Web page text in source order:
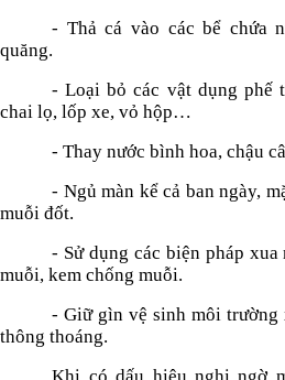
- Thả cá vào các bể chứa
quăng.
- Loại bỏ các vật dụng phế
chai lọ, lốp xe, vỏ hộp…
- Thay nước bình hoa, chậu
- Ngủ màn kể cả ban ngày,
muỗi đốt.
- Sử dụng các biện pháp
muỗi, kem chống muỗi.
- Giữ gìn vệ sinh môi trường
thông thoáng.
Khi có dấu hiệu nghi ngờ